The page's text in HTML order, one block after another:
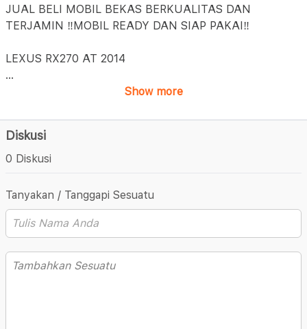
JUAL BELI MOBIL BEKAS BERKUALITAS DAN
TERJAMIN ‼️MOBIL READY DAN SIAP PAKAI‼️
LEXUS RX270 AT 2014
...
Show more
Diskusi
0 Diskusi
Tanyakan / Tanggapi Sesuatu